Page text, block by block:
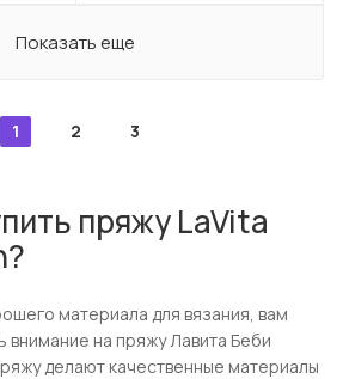
Показать еще
1 2 3
пряжу LaVita
материала для вязания, вам
внимание на пряжу Лавита Беби
делают качественные материалы